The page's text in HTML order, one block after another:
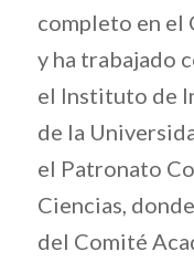
completo en el
y ha trabajado
el Instituto de
de la
el Patronato
Ciencias,
del Comité